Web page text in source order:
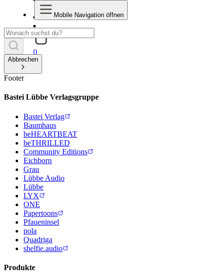
0
Mobile Navigation öffnen
Abbrechen
Footer
Bastei Lübbe Verlagsgruppe
Bastei Verlag
Baumhaus
beHEARTBEAT
beTHRILLED
Community Editions
Eichborn
Grau
Lübbe Audio
Lübbe
LYX
ONE
Papertoons
Pfaueninsel
pola
Quadriga
shelfie.audio
Produkte